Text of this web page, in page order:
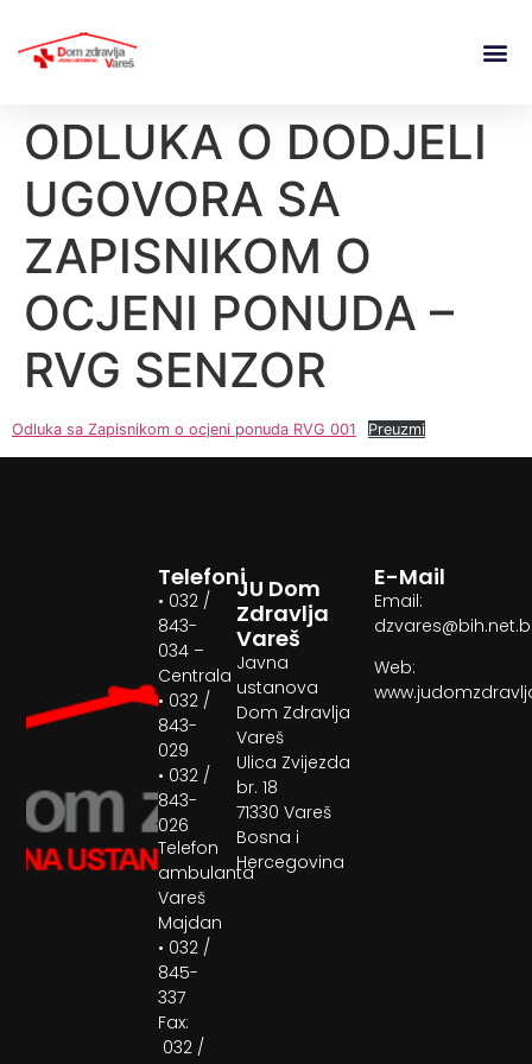
ODLUKA O DODJELI
UGOVORA SA
ZAPISNIKOM O
OCJENI PONUDA –
RVG SENZOR
Odluka sa Zapisnikom o ocjeni ponuda RVG 001 Preuzmi
JU Dom
Zdravlja
Vareš
Javna
ustanova
Dom Zdravlja
Vareš
Ulica Zvijezda
br. 18
71330 Vareš
Bosna i
Hercegovina
Telefoni
• 032 /
843-
034 –
Centrala
• 032 /
843-
029
• 032 /
843-
026
Telefon
ambulanta
Vareš
Majdan
• 032 /
845-
337
Fax:
032 /
E-Mail
Email:
Web: